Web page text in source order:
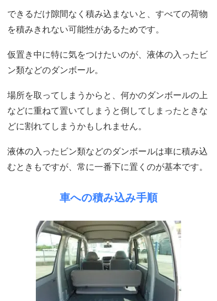
できるだけ隙間なく積み込まないと、すべての荷物
を積みきれない可能性があるためです。
仮置き中に特に気をつけたいのが、液体の入ったビ
ン類などのダンボール。
場所を取ってしまうからと、何かのダンボールの上
などに重ねて置いてしまうと倒してしまったときな
どに割れてしまうかもしれません。
液体の入ったビン類などのダンボールは車に積み込
むときもですが、常に一番下に置くのが基本です。
車への積み込み手順